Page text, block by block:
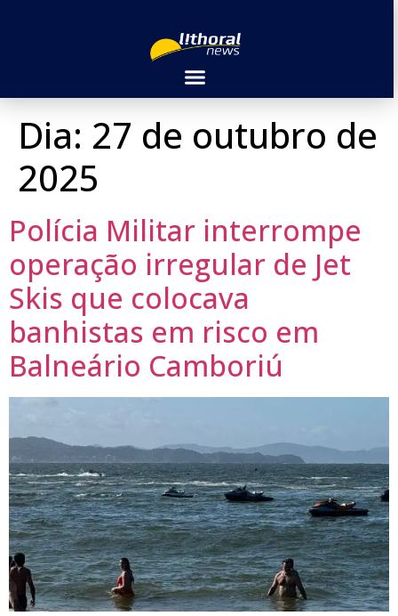
Dia: 27 de outubro de
2025
Polícia Militar interrompe
operação irregular de Jet
Skis que colocava
banhistas em risco em
Balneário Camboriú